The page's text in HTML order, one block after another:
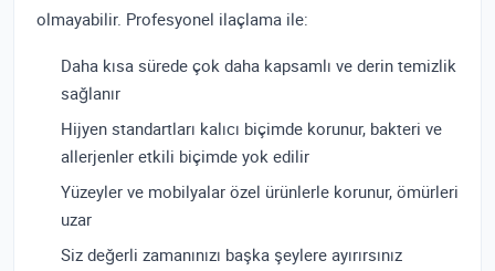
olmayabilir. Profesyonel ilaçlama ile:
Daha kısa sürede çok daha kapsamlı ve derin temizlik
sağlanır
Hijyen standartları kalıcı biçimde korunur, bakteri ve
allerjenler etkili biçimde yok edilir
Yüzeyler ve mobilyalar özel ürünlerle korunur, ömürleri
uzar
Siz değerli zamanınızı başka şeylere ayırırsınız